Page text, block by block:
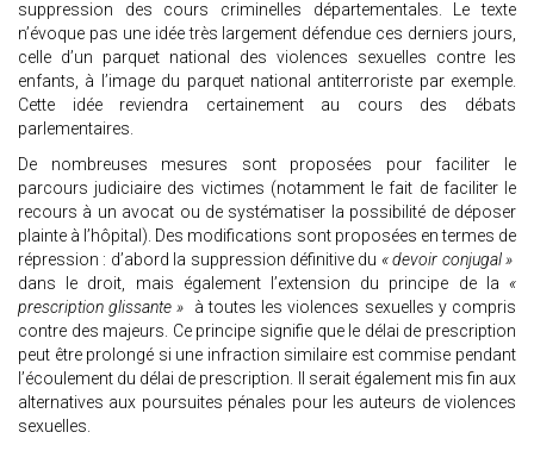
suppression des cours criminelles départementales. Le texte
n’évoque pas une idée très largement défendue ces derniers jours,
celle d’un parquet national des violences sexuelles contre les
enfants, à l’image du parquet national antiterroriste par exemple.
Cette idée reviendra certainement au cours des débats
parlementaires.
De nombreuses mesures sont proposées pour faciliter le
parcours judiciaire des victimes (notamment le fait de faciliter le
recours à un avocat ou de systématiser la possibilité de déposer
plainte à l’hôpital). Des modifications sont proposées en termes de
répression : d’abord la suppression définitive du « devoir conjugal »
dans le droit, mais également l’extension du principe de la «
prescription glissante »
à toutes les violences sexuelles y compris
contre des majeurs. Ce principe signifie que le délai de prescription
peut être prolongé si une infraction similaire est commise pendant
l’écoulement du délai de prescription. Il serait également mis fin aux
alternatives aux poursuites pénales pour les auteurs de violences
sexuelles.